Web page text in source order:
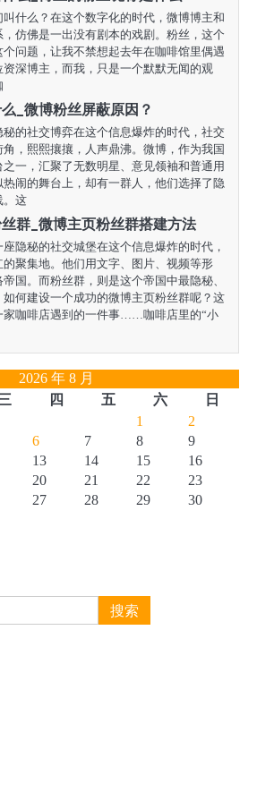
什么？在这个数字化的时代，微博博主和
仿佛是一出没有剧本的戏剧。粉丝，这个
问题，让我不禁想起去年在咖啡馆里偶遇
深博主，而我，只是一个默默无闻的观
_微博粉丝屏蔽原因？
的社交博弈在这个信息爆炸的时代，社交
，熙熙攘攘，人声鼎沸。微博，作为我国
一，汇聚了无数明星、意见领袖和普通用
热闹的舞台上，却有一群人，他们选择了隐
。这
群_微博主页粉丝群搭建方法
隐秘的社交城堡在这个信息爆炸的时代，
聚集地。他们用文字、图片、视频等形
国。而粉丝群，则是这个帝国中最隐秘、
何建设一个成功的微博主页粉丝群呢？这
家咖啡店遇到的一件事……咖啡店里的“小
2026 年 8 月
四 五 六
日
1
2
6 7 8
9
13 14 15
16
20 21 22
23
27 28 29
30